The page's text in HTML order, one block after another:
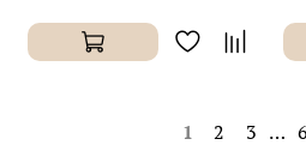
1 2 3 … 6